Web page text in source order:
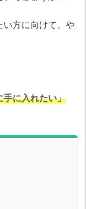
い方に向けて、や
手に入れたい」